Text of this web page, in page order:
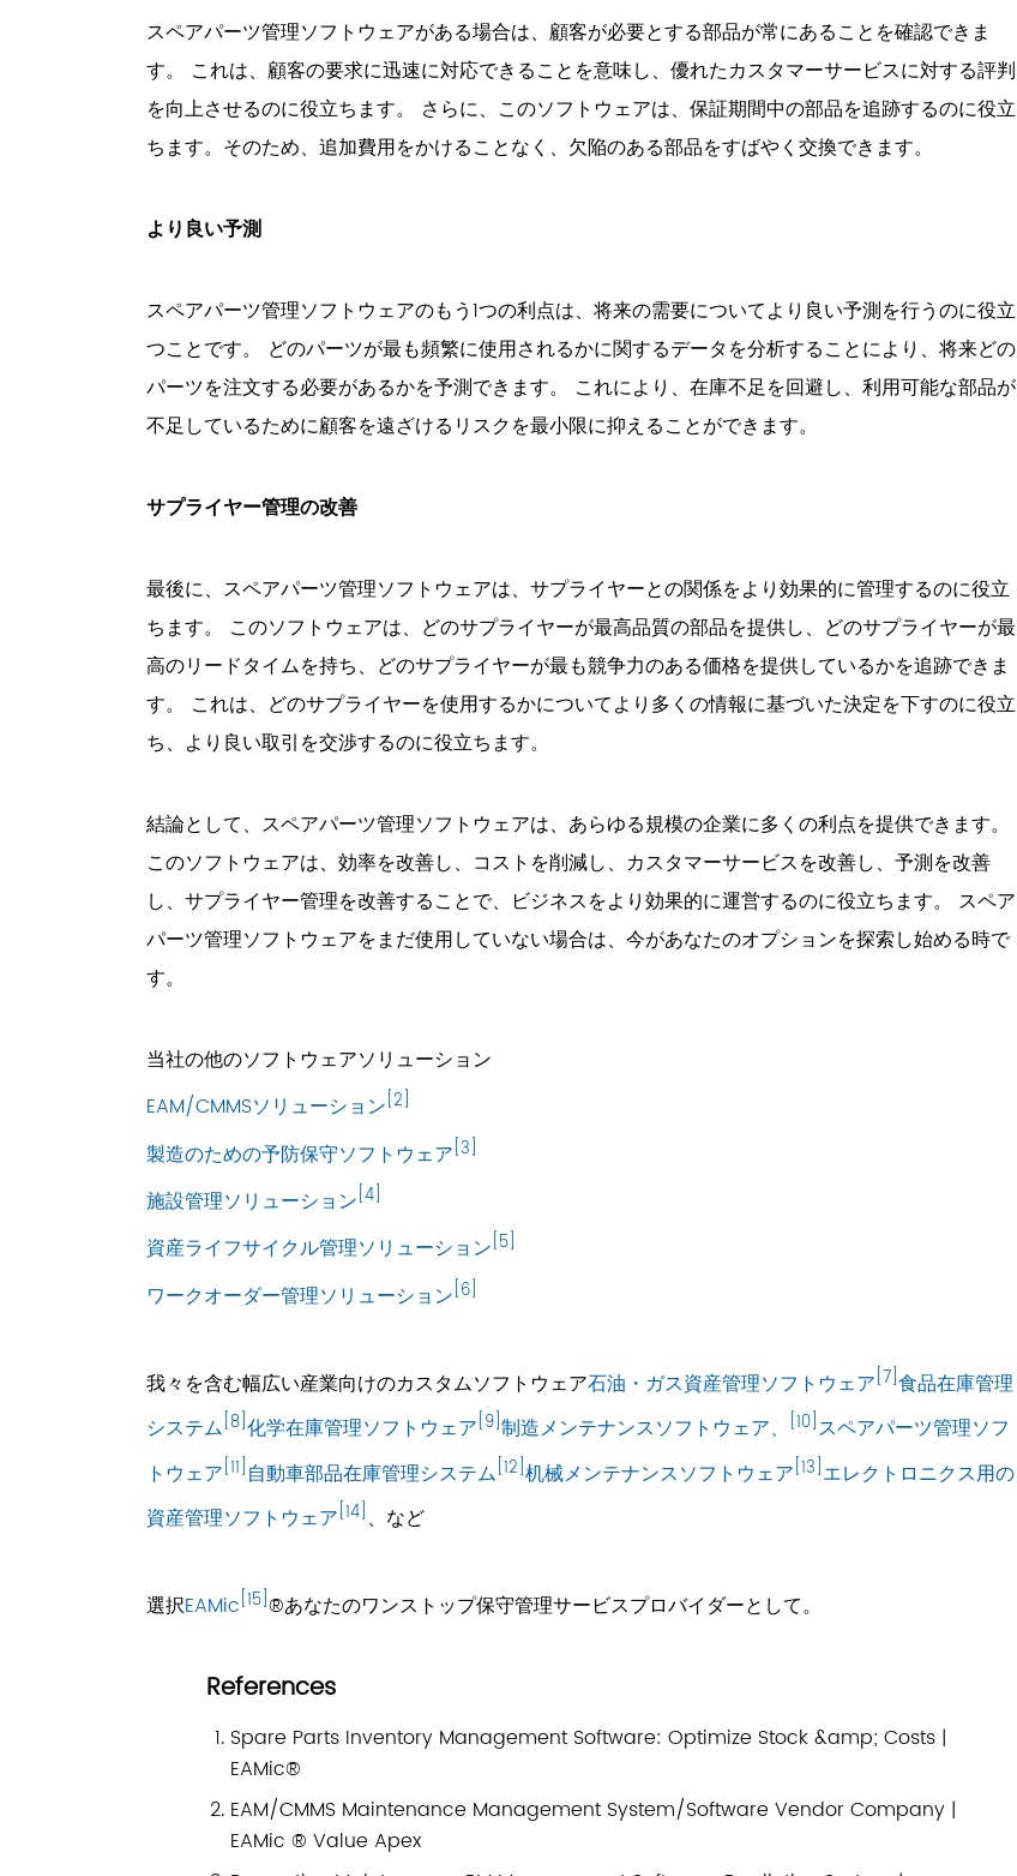
スペアパーツ管理ソフトウェアがある場合は、顧客が必要とする部品が常にあることを確認できま
す。 これは、顧客の要求に迅速に対応できることを意味し、優れたカスタマーサービスに対する評判
を向上させるのに役立ちます。 さらに、このソフトウェアは、保証期間中の部品を追跡するのに役立
ちます。そのため、追加費用をかけることなく、欠陥のある部品をすばやく交換できます。
より良い予測
スペアパーツ管理ソフトウェアのもう1つの利点は、将来の需要についてより良い予測を行うのに役立
つことです。 どのパーツが最も頻繁に使用されるかに関するデータを分析することにより、将来どの
パーツを注文する必要があるかを予測できます。 これにより、在庫不足を回避し、利用可能な部品が
不足しているために顧客を遠ざけるリスクを最小限に抑えることができます。
サプライヤー管理の改善
最後に、スペアパーツ管理ソフトウェアは、サプライヤーとの関係をより効果的に管理するのに役立
ちます。 このソフトウェアは、どのサプライヤーが最高品質の部品を提供し、どのサプライヤーが最
高のリードタイムを持ち、どのサプライヤーが最も競争力のある価格を提供しているかを追跡できま
す。 これは、どのサプライヤーを使用するかについてより多くの情報に基づいた決定を下すのに役立
ち、より良い取引を交渉するのに役立ちます。
結論として、スペアパーツ管理ソフトウェアは、あらゆる規模の企業に多くの利点を提供できます。
このソフトウェアは、効率を改善し、コストを削減し、カスタマーサービスを改善し、予測を改善
し、サプライヤー管理を改善することで、ビジネスをより効果的に運営するのに役立ちます。 スペア
パーツ管理ソフトウェアをまだ使用していない場合は、今があなたのオプションを探索し始める時で
す。
当社の他のソフトウェアソリューション
EAM/CMMSソリューション[2]
製造のための予防保守ソフトウェア[3]
施設管理ソリューション[4]
資産ライフサイクル管理ソリューション[5]
ワークオーダー管理ソリューション[6]
我々を含む幅広い産業向けのカスタムソフトウェア石油・ガス資産管理ソフトウェア[7]食品在庫管理
システム[8]化学在庫管理ソフトウェア[9]制造メンテナンスソフトウェア、 [10]スペアパーツ管理ソフ
トウェア[11] 自動車部品在庫管理システム[12]机械メンテナンスソフトウェア[13]エレクトロニクス用の
資産管理ソフトウェア[14] 、など
選択EAMic[15]®あなたのワンストップ保守管理サービスプロバイダーとして。
References
Spare Parts Inventory Management Software: Optimize Stock &amp; Costs |
EAMic®
EAM/CMMS Maintenance Management System/Software Vendor Company |
EAMic ® Value Apex